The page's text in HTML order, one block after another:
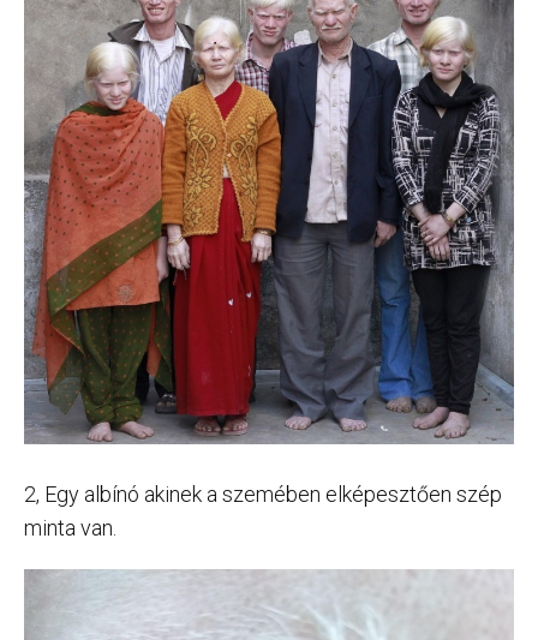
2, Egy albínó akinek a szemében elképesztően szép
minta van.